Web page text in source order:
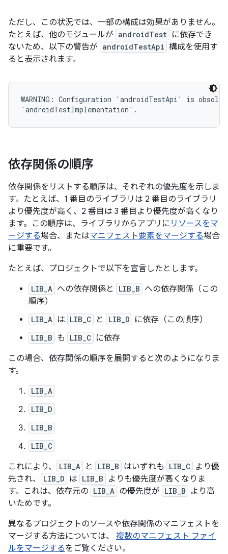
ただし、この状況では、一部の構成は効果がありません。
たとえば、他のモジュールが androidTest に依存でき
ないため、以下の警告が androidTestApi 構成を使用す
ると表示されます。
WARNING: Configuration 'androidTestApi' is
依存関係の順序
依存関係をリストする順序は、それぞれの優先度を示しま
す。たとえば、1 番目のライブラリは 2 番目のライブラリ
より優先度が高く、2 番目は 3 番目より優先度が高くなり
ます。この順序は、ライブラリからアプリに リソースをマ
ージする場合、またはマニフェスト要素をマージする場合
に重要です。
たとえば、プロジェクトで以下を宣言したとします。
LIB_A への依存関係と LIB_B への依存関係（この
順序）
LIB_A は LIB_C と LIB_D に依存（この順序）
LIB_B も LIB_C
に依存
この場合、依存関係の順序を展開すると次のようになりま
す。
LIB_A
LIB_D
LIB_B
LIB_C
これにより、 LIB_A と LIB_B はいずれも LIB_C
より優
先され、
LIB_D は LIB_B
よりも優先度が高くなりま
す。これは、依存元の LIB_A の優先度が LIB_B
より高
いためです。
異なるプロジェクトのソースや依存関係のマニフェストを
マージする方法については、 複数のマニフェスト ファイ
ルをマージするをご覧ください。